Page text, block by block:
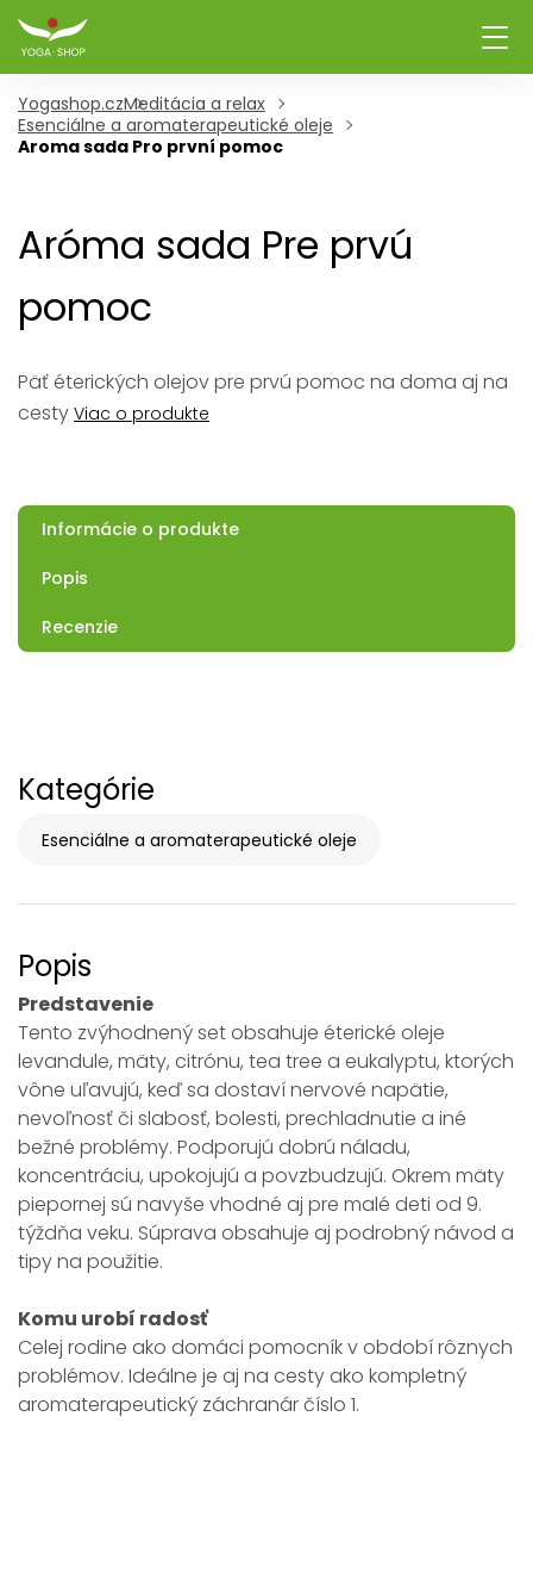
Yogashop.czMeditácia a relax
Esenciálne a aromaterapeutické oleje
Aroma sada Pro první pomoc
Aróma sada Pre prvú
pomoc
Päť éterických olejov pre prvú pomoc na doma aj na
cesty Viac o produkte
Informácie o produkte
Popis
Recenzie
Kategórie
Esenciálne a aromaterapeutické oleje
Popis
Predstavenie
Tento zvýhodnený set obsahuje éterické oleje
levandule, mäty, citrónu, tea tree a eukalyptu, ktorých
vône uľavujú, keď sa dostaví nervové napätie,
nevoľnosť či slabosť, bolesti, prechladnutie a iné
bežné problémy. Podporujú dobrú náladu,
koncentráciu, upokojujú a povzbudzujú. Okrem mäty
piepornej sú navyše vhodné aj pre malé deti od 9.
týždňa veku. Súprava obsahuje aj podrobný návod a
tipy na použitie.
Komu urobí radosť
Celej rodine ako domáci pomocník v období rôznych
problémov. Ideálne je aj na cesty ako kompletný
aromaterapeutický záchranár číslo 1.